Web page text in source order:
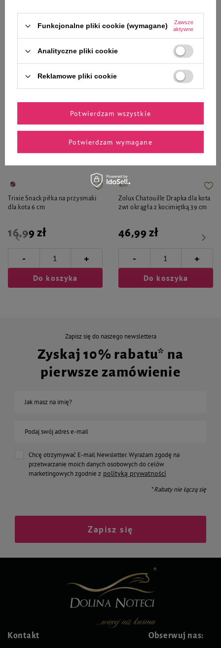
9,99 zł
- +
Do koszyka
17,99 zł 17,99 zł / kg
- +
Do koszyka
Zaufane i polecane przez
naszych ekspertów
Trixie Snack piłka na przysmaki
dla kota 6 cm
16,99 zł
- +
Do koszyka
Zolux Chatouille Drapka dla kota
2w1 okrągła z kocimiętką 39 cm
46,99 zł
- +
Do koszyka
Zapisz się do naszego newslettera
Zyskaj 10% rabatu* na
pierwsze zamówienie
Jak masz na imię?
Podaj swój adres e-mail
Chcę otrzymywać E-mail Newsletter. Wyrażam zgodę na
przetwarzanie moich danych osobowych do celów
marketingowych zgodnie z polityką prywatności
* Rabaty nie łączą się
Zapisz się
Kontakt Obserwuj nas:
Funkcjonalne pliki cookie (wymagane)
Zawsze
aktywne
Analityczne pliki cookie
Reklamowe pliki cookie
Potwierdzam wymagane
Potwierdzam wszystkie